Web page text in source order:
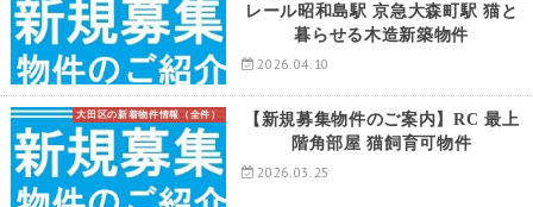
レール昭和島駅 京急大森町駅 猫と
暮らせる木造新築物件
2026.04.10
大田区の新着物件情報（全件）
【新規募集物件のご案内】RC 最上
階角部屋 猫飼育可物件
2026.03.25